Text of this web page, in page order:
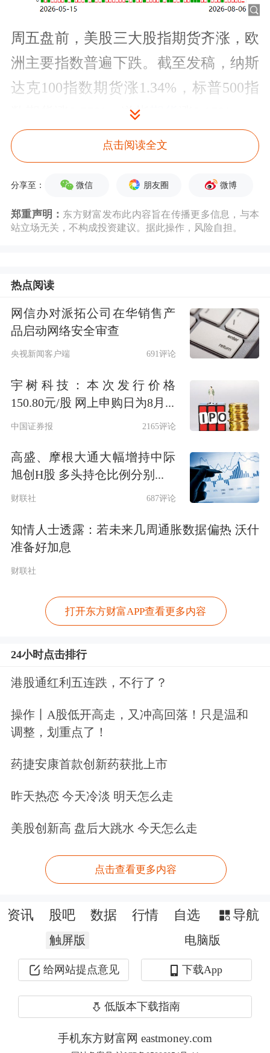
周五盘前，美股三大股指期货齐涨，欧
洲主要指数普遍下跌。截至发稿，纳斯
达克100指数期货涨1.34%，标普500指
数期货涨0.75%，道指
个股方面，大型科技股集体走强，
亚马
Meta、谷歌、特斯拉涨逾1%。奈飞 盘
两只加密货币概念股绩后大涨，
Strategy大涨近6%，Coinbase涨近5%。
数据存储概念股盘前走强，
西部数据一
度涨超12%，Sandisk Corporation涨超
3%。
2%，京东、百度、哔哩哔哩、理想汽
车跌超1%。
11月3日(下周一)起，因美国进入冬令时
交易时间段更改为北京时间22:30至次
日凌晨05:00。此外，自下周一起，美
国CPI、非农等重要经济数据的公布时
间将较夏令时延后1小时。美股交易时
间调整如下：盘前交易为17:00-
05:00(北京时间)。
热点要闻
CEO：若经济增速无法提升美国将
高盛集团首席执行官大卫·所罗门
（David Solomon）表示，如果美国经
济增长速度无法提升，不断攀升的债务
水平将给经济带来“清算”的风险。
所罗门周四（10月30日）在接受采访时
点击阅读全文
分享至： 微信 朋友圈 微博
郑重声明： 东方财富发布此内容旨在传播更多信息，与本
站立场无关，不构成投资建议。据此操作，风险自担。
热点阅读
网信办对派拓公司在华销售产
品启动网络安全审查
央视新闻客户端 691评论
宇树科技：本次发行价格
150.80元/股 网上申购日为8月...
中国证券报 2165评论
高盛、摩根大通大幅增持中际
旭创H股 多头持仓比例分别...
财联社 687评论
知情人士透露：若未来几周通胀数据偏热 沃什
准备好加息
财联社
打开东方财富APP查看更多内容
24小时点击排行
港股通红利五连跌，不行了？
操作丨A股低开高走，又冲高回落！只是温和
调整，划重点了！
药捷安康首款创新药获批上市
昨天热恋 今天冷淡 明天怎么走
美股创新高 盘后大跳水 今天怎么走
点击查看更多内容
资讯 股吧 数据 行情 自选 导航
触屏版 电脑版
给网站提点意见 下载App
低版本下载指南
手机东方财富网 eastmoney.com